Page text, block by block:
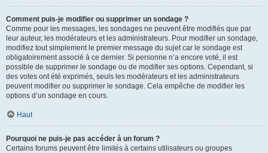
Comment puis-je modifier ou supprimer un sondage ?
Comme pour les messages, les sondages ne peuvent être modifiés que par
leur auteur, les modérateurs et les administrateurs. Pour modifier un sondage,
modifiez tout simplement le premier message du sujet car le sondage est
obligatoirement associé à ce dernier. Si personne n’a encore voté, il est
possible de supprimer le sondage ou de modifier ses options. Cependant, si
des votes ont été exprimés, seuls les modérateurs et les administrateurs
peuvent modifier ou supprimer le sondage. Cela empêche de modifier les
options d’un sondage en cours.
Haut
Pourquoi ne puis-je pas accéder à un forum ?
Certains forums peuvent être limités à certains utilisateurs ou groupes